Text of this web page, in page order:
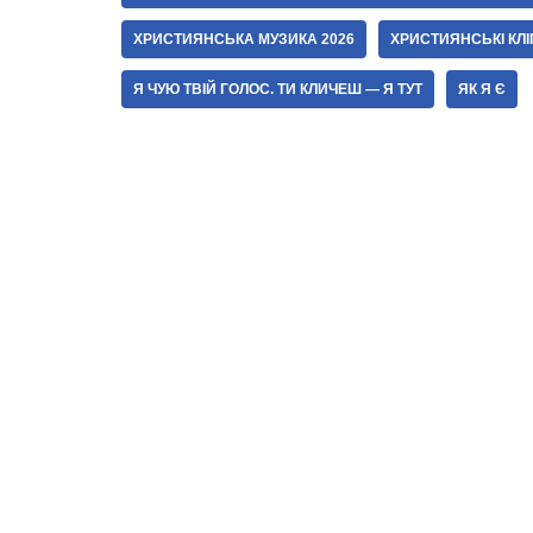
ХРИСТИЯНСЬКА МУЗИКА 2026 ХРИСТИЯНСЬКІ
Я ЧУЮ ТВІЙ ГОЛОС. ТИ КЛИЧЕШ — Я ТУТ ЯК Я Є